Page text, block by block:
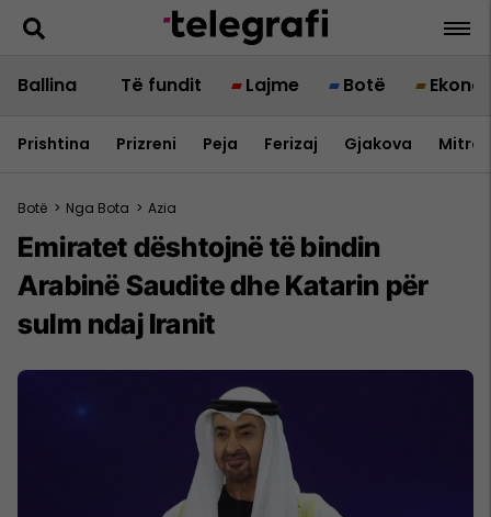
Ballina Të fundit Lajme Botë
Prishtina Prizreni Peja Ferizaj Gjakova
Botë > Nga Bota > Azia
Emiratet dështojnë të bindin
Arabinë Saudite dhe Katarin për
sulm ndaj Iranit